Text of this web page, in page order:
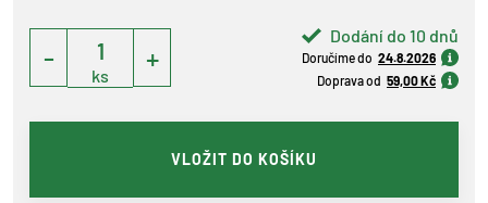
Dodání do 10 dnů
Doručíme do 24.8.2026
Doprava od 59,00 Kč
-
ks
+
VLOŽIT DO KOŠÍKU